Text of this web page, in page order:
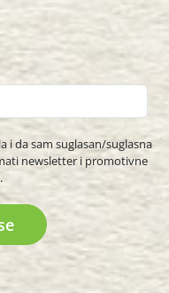
i da sam suglasan/suglasna
newsletter i promotivne